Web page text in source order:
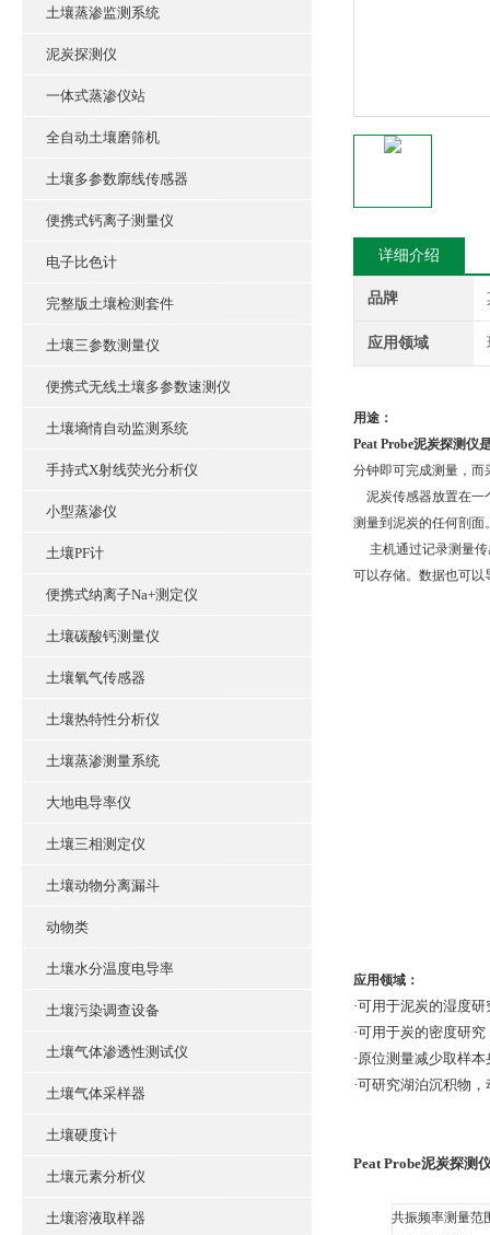
土壤蒸渗监测系统
泥炭探测仪
一体式蒸渗仪站
全自动土壤磨筛机
土壤多参数廓线传感器
便携式钙离子测量仪
电子比色计
完整版土壤检测套件
土壤三参数测量仪
便携式无线土壤多参数速测仪
土壤墒情自动监测系统
手持式X射线荧光分析仪
小型蒸渗仪
土壤PF计
便携式纳离子Na+测定仪
土壤碳酸钙测量仪
土壤氧气传感器
土壤热特性分析仪
土壤蒸渗测量系统
大地电导率仪
土壤三相测定仪
土壤动物分离漏斗
动物类
土壤水分温度电导率
土壤污染调查设备
土壤气体渗透性测试仪
土壤气体采样器
土壤硬度计
土壤元素分析仪
土壤溶液取样器
详细介绍
品牌
应用领域
用途：
Peat Probe泥炭探测仪
分钟即可完成测量，而
泥炭传感器放置在一
测量到泥炭的任何剖面
主机通过记录测量传
可以存储。数据也可以
应用领域：
·可用于泥炭的湿度研
·可用于炭的密度研究
·原位测量减少取样
·可研究湖泊沉积物
Peat Probe泥炭探测
共振频率测量范